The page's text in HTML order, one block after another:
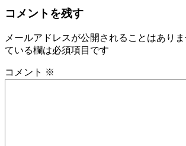
コメントを残す
メールアドレスが公開されることはありま
ている欄は必須項目です
コメント ※